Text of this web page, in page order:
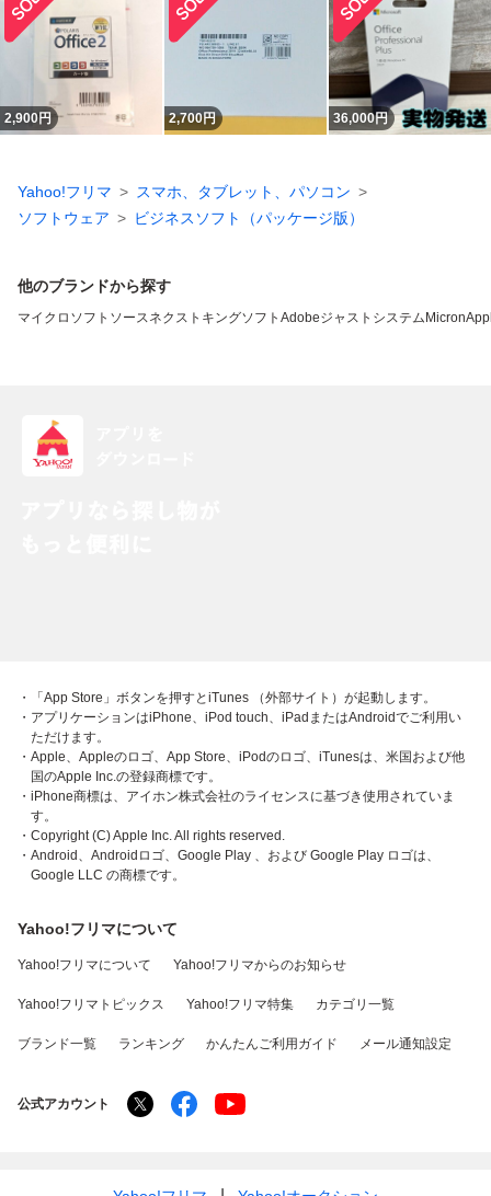
2,900円 2,700円 36,000円
Yahoo!フリマ
スマホ、タブレット、パソコン
ソフトウェア
ビジネスソフト（パッケージ版）
他のブランドから探す
マイクロソフト ソースネクスト キングソフト Adobeジャストシステム Micron
・「App Store」ボタンを押すとiTunes （外部サイト）が起動します。
・アプリケーションはiPhone、iPod touch、iPadまたはAndroidでご利用い
ただけます。
・Apple、Appleのロゴ、App Store、iPodのロゴ、iTunesは、米国および他
国のApple Inc.の登録商標です。
・iPhone商標は、アイホン株式会社のライセンスに基づき使用されていま
す。
・Copyright (C) Apple Inc. All rights reserved.
・Android、Androidロゴ、Google Play 、および Google Play ロゴは、
Google LLC の商標です。
Yahoo!フリマについて
Yahoo!フリマについて Yahoo!フリマからのお知らせ
Yahoo!フリマトピックス Yahoo!フリマ特集 カテゴリ一覧
ブランド一覧 ランキング かんたんご利用ガイド メール通知設定
公式アカウント